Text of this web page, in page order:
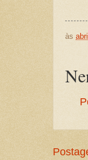
às